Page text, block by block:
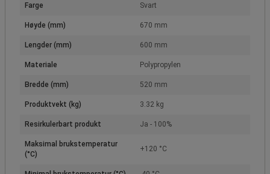
Farge Svart
Høyde (mm) 670 mm
Lengder (mm) 600 mm
Materiale Polypropylen
Bredde (mm) 520 mm
Produktvekt (kg) 3.32 kg
Resirkulerbart produkt Ja - 100%
Maksimal brukstemperatur
(°C)
+120 °C